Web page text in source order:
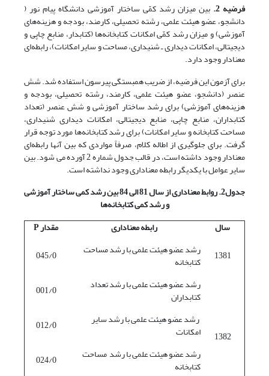
فرضیه 2.
بین میزان رشد کمّی ساختار آموزشی دانشگاه پیام نور (
دانشجو، عضو هیئت علمی، رشته تحصیلی، کارمند، بودجه و هزینه‌های
آموزشی) و میزان رشد کمّی امکانات کتابخانه‌ها (کتابدار، منابع چاپی و
دیجیتالی، امکانات دیداری ـ شنیداری، مساحت و سایر امکانات)، رابطه‌ای
معنادار وجود دارد.
برای آزمون این فرضیه، از ضریب همبستگی پیرسون استفاده شد. شش
عنصر (دانشجو، عضو هیئت علمی، کارمند، رشته تحصیلی، بودجه و
هزینه‌های آموزشی) برای رشد ساختار آموزشی و شش عنصر (تعداد
کتابداران، منابع چاپی، منابع دیجیتالی، امکانات دیداری شنیداری،
مساحت کتابخانه و سایر امکانات) برای رشد کتابخانه‌ها مورد توجه قرار
گرفت. برای جلوگیری از اطاله کلام، صرفاً مواردی که بین آنها رابطه‌ای
معنادار وجود داشته است، در قالب جدول شماره 2 آورده می شود. بین
سایر عوامل با یکدیگر رابطه معناداری وجود نداشته است.
جدول2. روابط معناداری از سال 81 الی 84 بین رشد کمی ساختار آموزشی
و رشد کمی کتابخانه‌ها
سال
رابطه معناداری مقدارP
1381
رشد عضو هیئت علمی با رشد مساحت
کتابخانه 045/0
1382
رشد عضو هیئت علمی با رشد تعداد
کتابداران
001/0
رشد عضو هیئت علمی با رشد سایر
امکانات
012/0
رشد عضو هیئت علمی با رشد مساحت
کتابخانه
024/0